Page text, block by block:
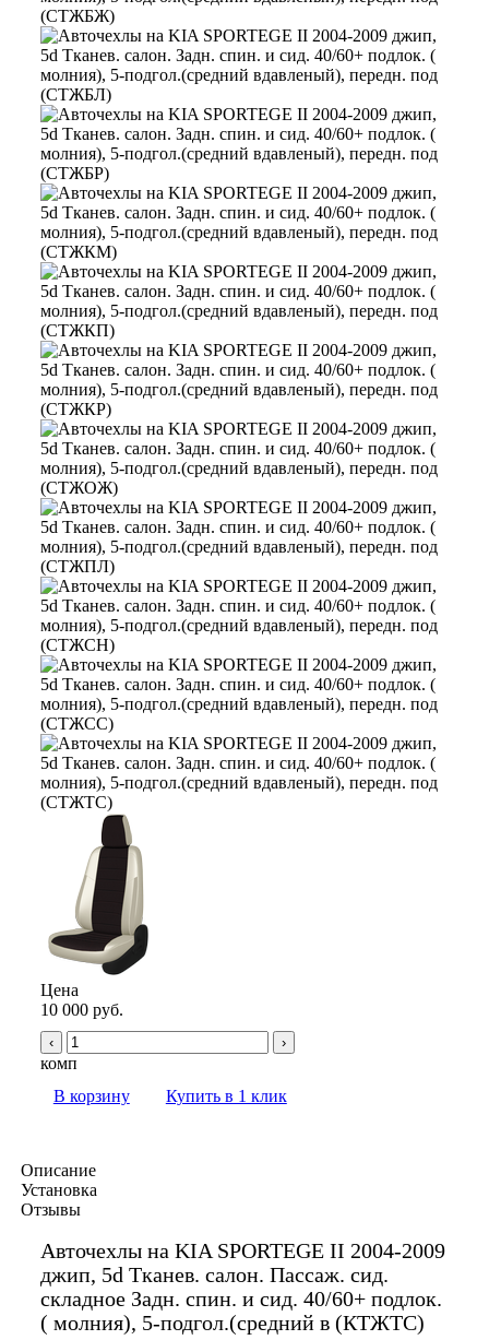
Цена
10 000 руб.
‹ ›
комп
В корзину
Купить в 1 клик
Описание
Установка
Отзывы
Авточехлы на KIA SPORTEGE II 2004-2009
джип, 5d Тканев. салон. Пассаж. сид.
складное Задн. спин. и сид. 40/60+ подлок.
( молния), 5-подгол.(средний в (КТЖТС)